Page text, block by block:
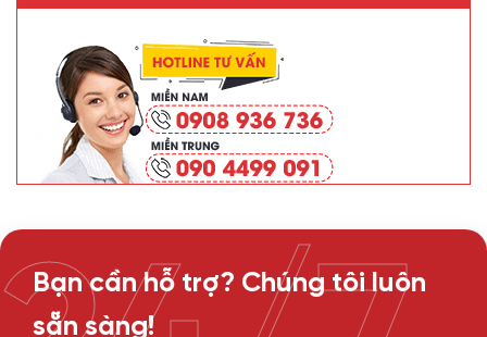
Bạn cần hỗ trợ? Chúng tôi luôn
sẵn sàng!